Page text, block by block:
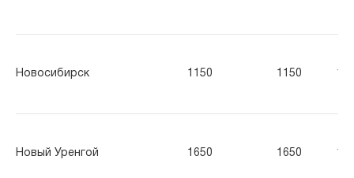
Новосибирск 1150 1150
Новый Уренгой 1650 1650